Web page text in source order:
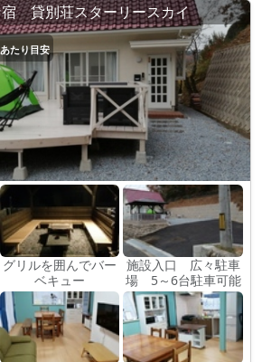
貸別荘スターリースカイ
たり目安
グリルを囲んでバー
ベキュー
施設入口 広々駐車
場 5～6台駐車可能